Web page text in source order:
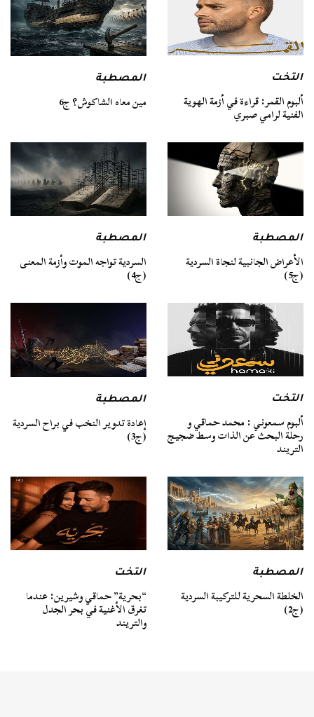
التخت
ألبوم القمر: قراءة في أزمة الهوية
الفنية لرامي صبري
المصطبة
مين معاه الشاكوش؟ ج6
المصطبة
الأعراض الجانبية لنجاة السردية
(ج5)
المصطبة
السردية تواجه الموت وأزمة المعنى
(ج4)
التخت
ألبوم سمعوني : محمد حماقي و
رحلة البحث عن الذات وسط ضجيج
التريند
المصطبة
إعادة تدوير النخب في براح السردية
(ج3)
المصطبة
الخلطة السحرية للتركيبة السردية
(ج2)
التخت
“بحرية” حماقي وشيرين: عندما
تغرق الأغنية في بحر الجدل
والتريند